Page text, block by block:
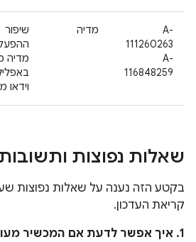
A-
111260263
A-
116848259
מדיה
שיפור
מדיה
וידאו
שאלות נפוצות
בקטע הזה נענה על שאלות נפוצות
קריאת העדכון.
1. איך אפשר לדעת אם המכשיר